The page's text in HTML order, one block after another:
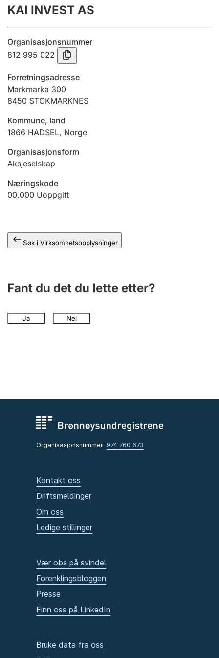
Årsregnskap
Innsending og forsinkelsesgebyr
Tinglysing
Jeger
Ektepaktveileder
Offentlig sektor
KAI INVEST AS
Organisasjonsnummer
812 995 022
Forretningsadresse
Markmarka 300
8450 STOKMARKNES
Kommune, land
1866 HADSEL, Norge
Organisasjonsform
Aksjeselskap
Næringskode
00.000 Uoppgitt
Søk i Virksomhetsopplysninger
Fant du det du lette etter?
Ja Nei
Organisasjonsnummer: 974 760 673
Kontakt oss
Driftsmeldinger
Om oss
Ledige stillinger
Vær obs på svindel
Forenklingsbloggen
Presse
Finn oss på LinkedIn
Bruke data fra oss